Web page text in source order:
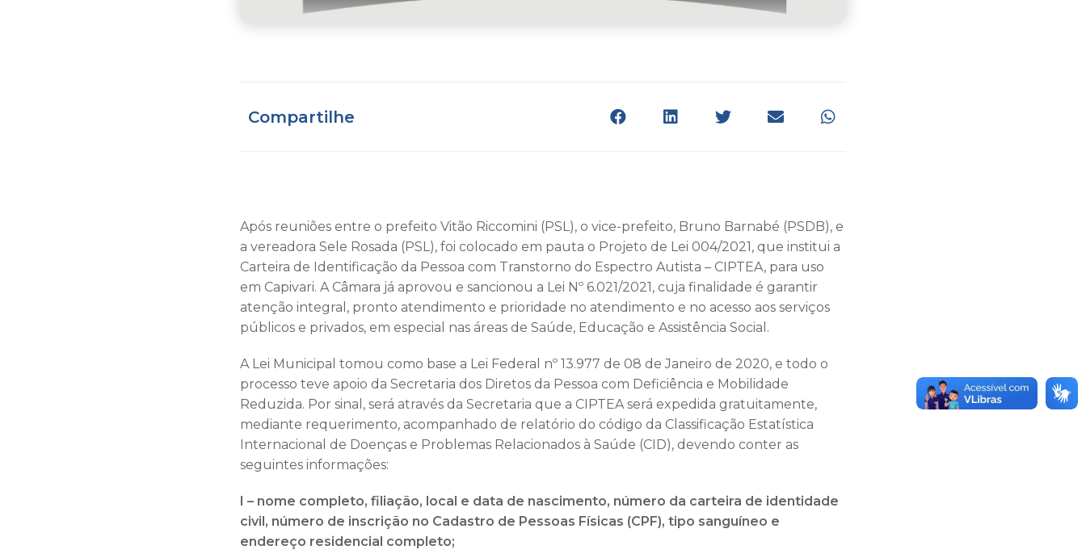
Compartilhe
Após reuniões entre o prefeito Vitão Riccomini (PSL), o vice-prefeito, Bruno Barnabé (PSDB), e
a vereadora Sele Rosada (PSL), foi colocado em pauta o Projeto de Lei 004/2021, que institui a
Carteira de Identificação da Pessoa com Transtorno do Espectro Autista – CIPTEA, para uso
em Capivari. A Câmara já aprovou e sancionou a Lei Nº 6.021/2021, cuja finalidade é garantir
atenção integral, pronto atendimento e prioridade no atendimento e no acesso aos serviços
públicos e privados, em especial nas áreas de Saúde, Educação e Assistência Social.
A Lei Municipal tomou como base a Lei Federal nº 13.977 de 08 de Janeiro de 2020, e todo o
processo teve apoio da Secretaria dos Diretos da Pessoa com Deficiência e Mobilidade
Reduzida. Por sinal, será através da Secretaria que a CIPTEA será expedida gratuitamente,
mediante requerimento, acompanhado de relatório do código da Classificação Estatística
Internacional de Doenças e Problemas Relacionados à Saúde (CID), devendo conter as
seguintes informações:
I – nome completo, filiação, local e data de nascimento, número da carteira de identidade
civil, número de inscrição no Cadastro de Pessoas Físicas (CPF), tipo sanguíneo e
endereço residencial completo;